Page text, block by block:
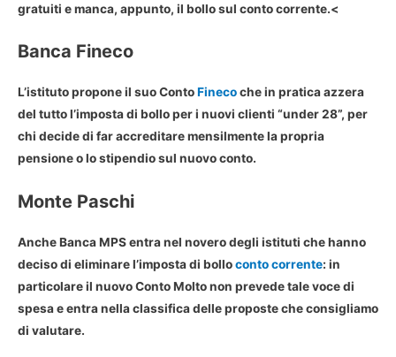
gratuiti e manca, appunto, il bollo sul conto corrente.<
Banca Fineco
L’istituto propone il suo ContoFinecoche in pratica azzera
del tutto l’imposta di bollo per i nuovi clienti “under 28”, per
chi decide di far accreditare mensilmente la propria
pensione o lo stipendio sul nuovo conto.
Monte Paschi
Anche Banca MPS entra nel novero degli istituti che hanno
deciso di eliminare l’imposta di bolloconto corrente: in
particolare il nuovo Conto Molto non prevede tale voce di
spesa e entra nella classifica delle proposte che consigliamo
di valutare.